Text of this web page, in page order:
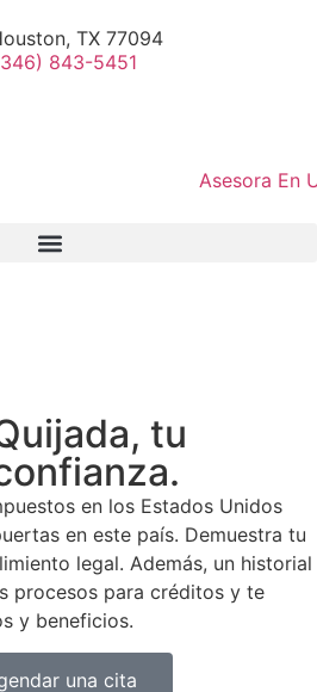
TX 77094
843-5451
tu
en los Estados Unidos
en este país. Demuestra tu
legal. Además, un historial
procesos para créditos y te
y beneficios.
una cita